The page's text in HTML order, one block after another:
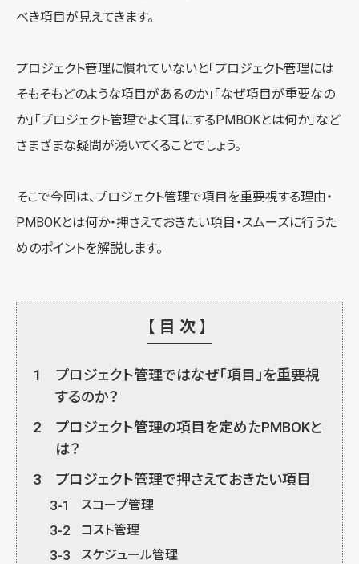
べき項目が見えてきます。
プロジェクト管理に慣れていないと「プロジェクト管理には
そもそもどのような項目があるのか」「なぜ項目が重要なの
か」「プロジェクト管理でよく耳にするPMBOKとは何か」など
さまざまな疑問が湧いてくることでしょう。
そこで今回は、プロジェクト管理で項目を重要視する理由・
PMBOKとは何か・押さえておきたい項目・スムーズに行うた
めのポイントを解説します。
【目次】
1
プロジェクト管理ではなぜ「項目」を重要視
するのか？
2
プロジェクト管理の項目を定めたPMBOKと
は？
3 プロジェクト管理で押さえておきたい項目
3-1 スコープ管理
3-2 コスト管理
3-3 スケジュール管理